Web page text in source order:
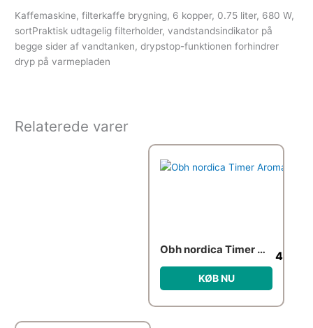
Kaffemaskine, filterkaffe brygning, 6 kopper, 0.75 liter, 680 W,
sortPraktisk udtagelig filterholder, vandstandsindikator på
begge sider af vandtanken, drypstop-funktionen forhindrer
dryp på varmepladen
Relaterede varer
Obh nordica Timer Aroma kaffemaskine
KØB NU